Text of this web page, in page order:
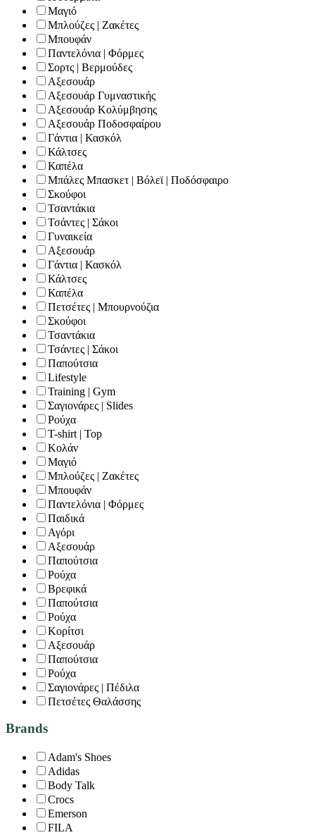
Μαγιό
Μπλούζες | Ζακέτες
Μπουφάν
Παντελόνια | Φόρμες
Σορτς | Βερμούδες
Αξεσουάρ
Αξεσουάρ Γυμναστικής
Αξεσουάρ Κολύμβησης
Αξεσουάρ Ποδοσφαίρου
Γάντια | Κασκόλ
Κάλτσες
Καπέλα
Μπάλες Μπασκετ | Βόλεϊ | Ποδόσφαιρο
Σκούφοι
Τσαντάκια
Τσάντες | Σάκοι
Γυναικεία
Αξεσουάρ
Γάντια | Κασκόλ
Κάλτσες
Καπέλα
Πετσέτες | Μπουρνούζια
Σκούφοι
Τσαντάκια
Τσάντες | Σάκοι
Παπούτσια
Lifestyle
Training | Gym
Σαγιονάρες | Slides
Ρούχα
T-shirt | Top
Κολάν
Μαγιό
Μπλούζες | Ζακέτες
Μπουφάν
Παντελόνια | Φόρμες
Παιδικά
Αγόρι
Αξεσουάρ
Παπούτσια
Ρούχα
Βρεφικά
Παπούτσια
Ρούχα
Κορίτσι
Αξεσουάρ
Παπούτσια
Ρούχα
Σαγιονάρες | Πέδιλα
Πετσέτες Θαλάσσης
Brands
Adam's Shoes
Adidas
Body Talk
Crocs
Emerson
FILA